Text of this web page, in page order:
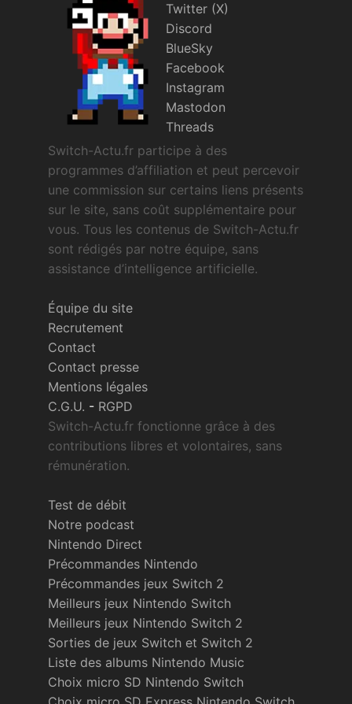
Twitter (X)
Discord
BlueSky
Facebook
Instagram
Mastodon
Threads
Switch-Actu.fr participe à des
programmes d’affiliation et peut percevoir
une commission sur certains liens présents
sur le site, sans coût supplémentaire pour
vous. Tous les contenus de Switch-Actu.fr
sont rédigés par notre équipe, sans
assistance d’intelligence artificielle.
Équipe du site
Recrutement
Contact
Contact presse
Mentions légales
C.G.U. - RGPD
Switch-Actu.fr fonctionne grâce à des
contributions libres et volontaires, sans
rémunération.
Test de débit
Notre podcast
Nintendo Direct
Précommandes Nintendo
Précommandes jeux Switch 2
Meilleurs jeux Nintendo Switch
Meilleurs jeux Nintendo Switch 2
Sorties de jeux Switch et Switch 2
Liste des albums Nintendo Music
Choix micro SD Nintendo Switch